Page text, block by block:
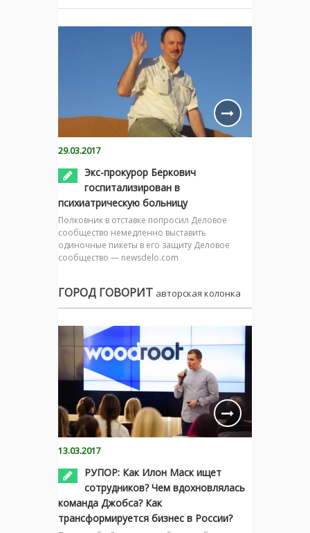
29.03.2017
Экс-прокурор Беркович
госпитализирован в
психиатрическую больницу
Полковник в отставке попросил Деловое
сообщество немедленно выставить
одиночные пикеты в его защиту Деловое
сообщество — newsdelo.com
ГОРОД ГОВОРИТ авторская колонка
13.03.2017
РУПОР: Как Илон Маск ищет
сотрудников? Чем вдохновлялась
команда Джобса? Как
трансформируется бизнес в России?